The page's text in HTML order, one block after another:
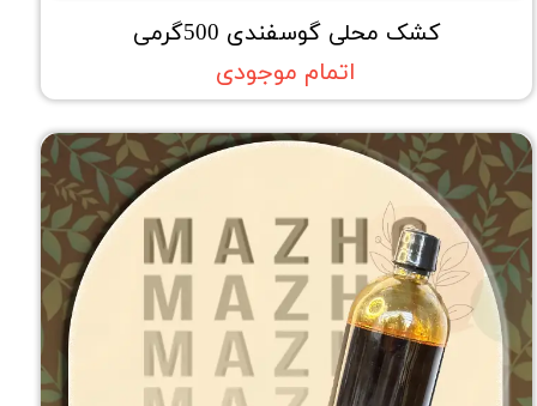
کشک محلی گوسفندی 500گرمی
اتمام موجودی